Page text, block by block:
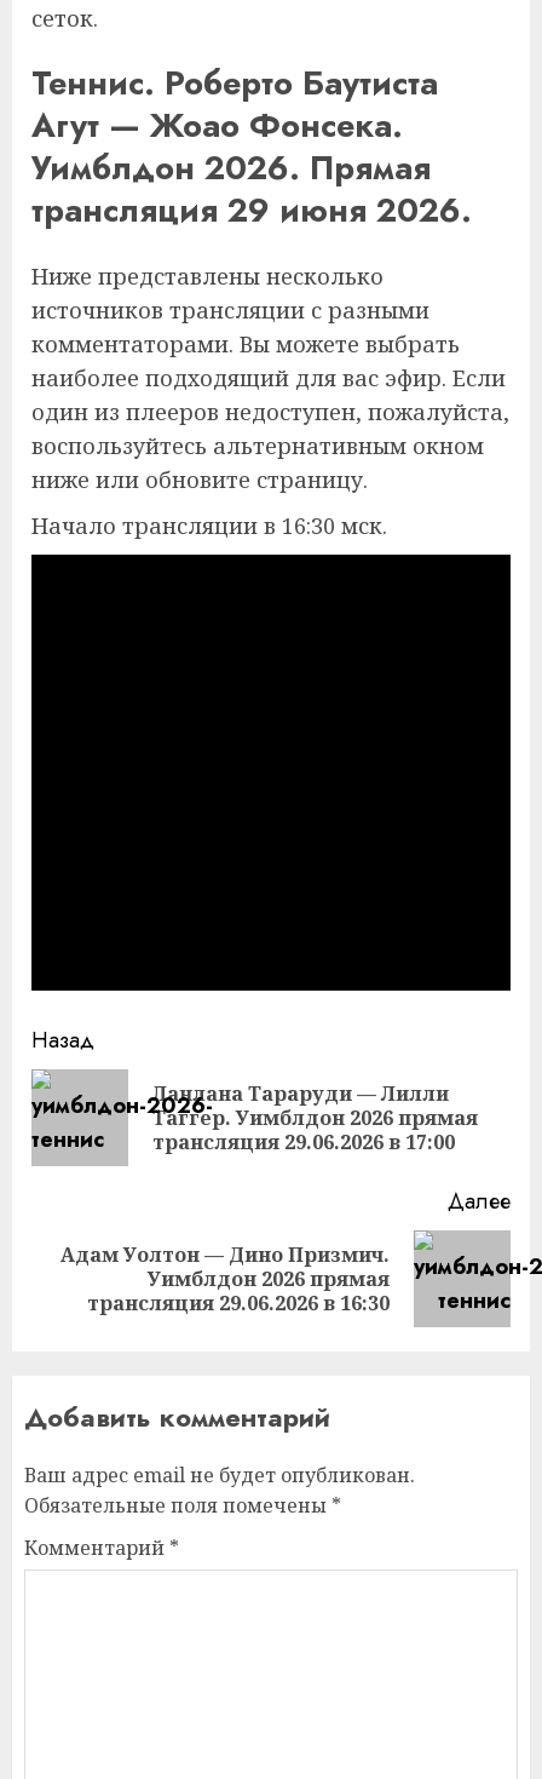
сеток.
Теннис. Роберто Баутиста
Агут — Жоао Фонсека.
Уимблдон 2026. Прямая
трансляция 29 июня 2026.
Ниже представлены несколько
источников трансляции с разными
комментаторами. Вы можете выбрать
наиболее подходящий для вас эфир. Если
один из плееров недоступен, пожалуйста,
воспользуйтесь альтернативным окном
ниже или обновите страницу.
Начало трансляции в 16:30 мск.
Продолжить
чтение
Назад
Ланлана Тараруди — Лилли
Таггер. Уимблдон 2026 прямая
трансляция 29.06.2026 в 17:00
Далее
Следующая
запись:
Адам Уолтон — Дино Призмич.
Уимблдон 2026 прямая
трансляция 29.06.2026 в 16:30
Добавить комментарий
Ваш адрес email не будет опубликован.
Обязательные поля помечены *
Комментарий *